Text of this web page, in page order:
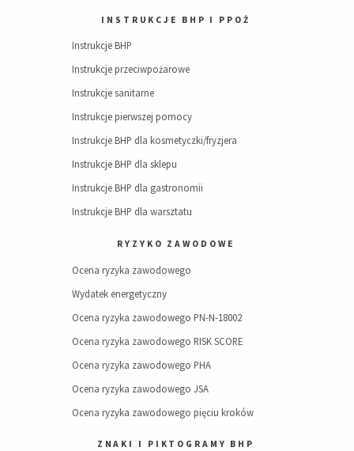
INSTRUKCJE BHP I PPOŻ
Instrukcje BHP
Instrukcje przeciwpożarowe
Instrukcje sanitarne
Instrukcje pierwszej pomocy
Instrukcje BHP dla kosmetyczki/fryzjera
Instrukcje BHP dla sklepu
Instrukcje BHP dla gastronomii
Instrukcje BHP dla warsztatu
RYZYKO ZAWODOWE
Ocena ryzyka zawodowego
Wydatek energetyczny
Ocena ryzyka zawodowego PN-N-18002
Ocena ryzyka zawodowego RISK SCORE
Ocena ryzyka zawodowego PHA
Ocena ryzyka zawodowego JSA
Ocena ryzyka zawodowego pięciu kroków
ZNAKI I PIKTOGRAMY BHP